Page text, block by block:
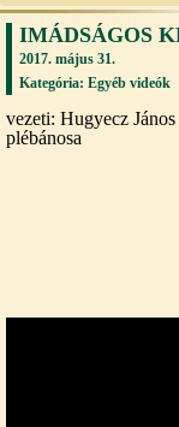
IMÁDSÁGOS
2017. május 31.
Kategória: Egyéb videók
vezeti: Hugyecz
plébánosa